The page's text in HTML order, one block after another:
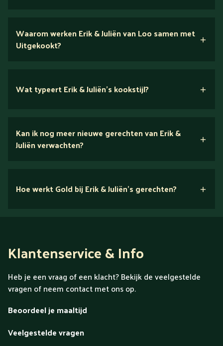
Waarom werken Erik & Juliën van Loo samen met
Uitgekookt?
signatuur, anderzijds het vertrouwen in een keuken
die die kwaliteit kan waarmaken.
Wat typeert Erik & Juliën’s kookstijl?
Passie en beleving
creativiteit en een moderne blik
Kan ik nog meer nieuwe gerechten van Erik &
Juliën verwachten?
Hoe werkt Gold bij Erik & Juliën’s gerechten?
Klantenservice & Info
Heb je een vraag of een klacht? Bekijk de veelgestelde
vragen of neem contact met ons op.
Beoordeel je maaltijd
Veelgestelde vragen